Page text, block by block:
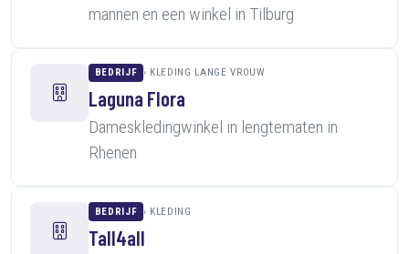
mannen en een winkel in Tilburg
BEDRIJF KLEDING LANGE VROUW
Laguna Flora
Dameskledingwinkel in lengtematen in
Rhenen
BEDRIJF KLEDING
Tall4all